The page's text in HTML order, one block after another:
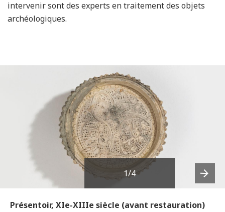
intervenir sont des experts en traitement des objets
archéologiques.
Présentoir, XIe-XIIIe siècle (avant restauration)
1/4
Next